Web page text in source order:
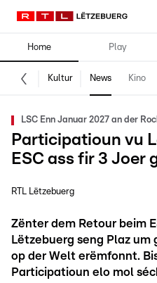
Home Play
Kultur News Kino
LSC Enn Januar 2027 an der
Participatioun vu
ESC ass fir 3 Joer
RTL Lëtzebuerg
Zënter dem Retour beim
Lëtzebuerg seng Plaz
op der Welt erëmfonnt.
Participatioun elo mol